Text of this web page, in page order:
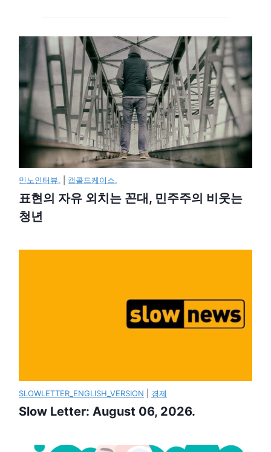
민노인터뷰. 캡콜드케이스.
표현의 자유 외치는 꼰대, 민주주의 비웃는
청년
SLOWLETTER_ENGLISH_VERSION 경제
Slow Letter: August 06, 2026.